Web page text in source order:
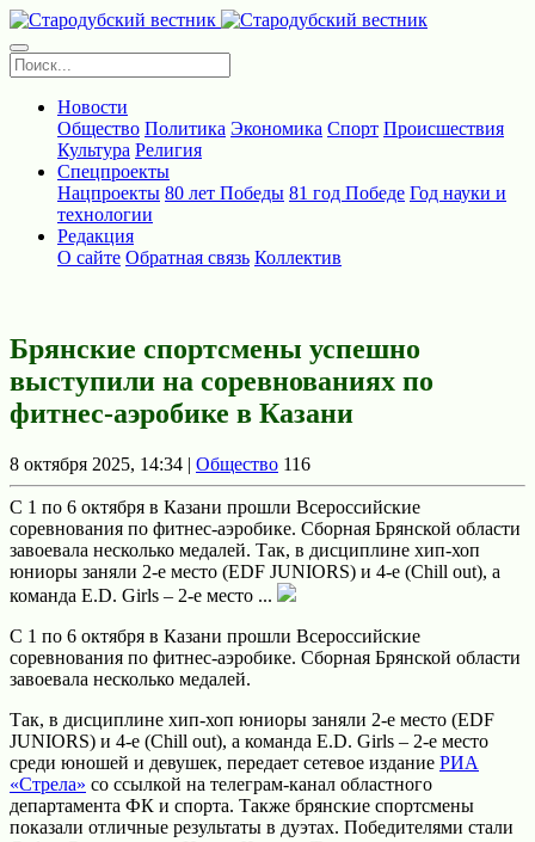
Новости
Общество Политика Экономика Спорт Происшествия
Культура Религия
Спецпроекты
Нацпроекты 80 лет Победы 81 год Победе Год науки и
технологии
Редакция
О сайте Обратная связь Коллектив
Брянские спортсмены успешно
выступили на соревнованиях по
фитнес-аэробике в Казани
8 октября 2025, 14:34 | Общество 116
С 1 по 6 октября в Казани прошли Всероссийские
соревнования по фитнес-аэробике. Сборная Брянской области
завоевала несколько медалей. Так, в дисциплине хип-хоп
юниоры заняли 2-е место (EDF JUNIORS) и 4-е (Chill out), а
команда E.D. Girls – 2-е место ...
С 1 по 6 октября в Казани прошли Всероссийские
соревнования по фитнес-аэробике. Сборная Брянской области
завоевала несколько медалей.
Так, в дисциплине хип-хоп юниоры заняли 2-е место (EDF
JUNIORS) и 4-е (Chill out), а команда E.D. Girls – 2-е место
среди юношей и девушек, передает сетевое издание РИА
«Стрела» со ссылкой на телеграм-канал областного
департамента ФК и спорта. Также брянские спортсмены
показали отличные результаты в дуэтах. Победителями стали